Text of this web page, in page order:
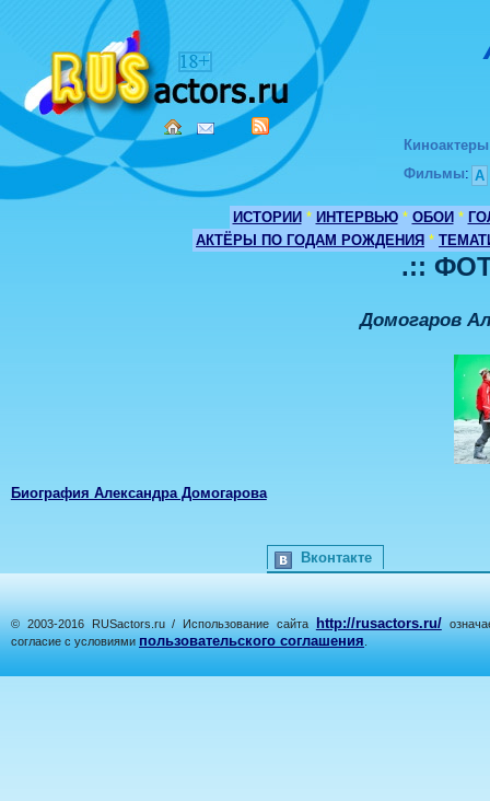
Киноактеры
Фильмы: А
ИСТОРИИ * ИНТЕРВЬЮ * ОБОИ *
АКТЁРЫ ПО ГОДАМ РОЖДЕНИЯ *
.::
Домогаров
Биография Александра Домогарова
Вконтакте
© 2003-2016 RUSactors.ru / Использование сайта http://rusactors.ru/
согласие с условиями пользовательского соглашения